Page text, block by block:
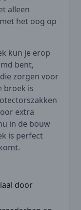
alleen
het oog op
kun je erop
bent,
zorgen voor
broek is
extra
in de bouw
is perfect
door